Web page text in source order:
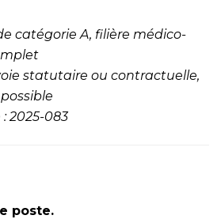
catégorie A, filière médico-
statutaire ou contractuelle,
: 2025-083
poste.